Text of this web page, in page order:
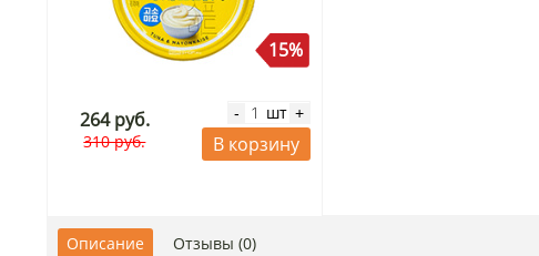
15%
264 руб.
310 руб.
- шт +
В корзину
Описание Отзывы (0)